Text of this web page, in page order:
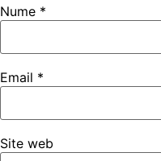
Nume *
Email *
Site web